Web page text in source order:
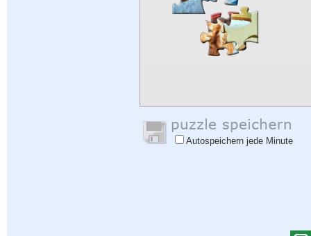
Autospeichern jede Minute